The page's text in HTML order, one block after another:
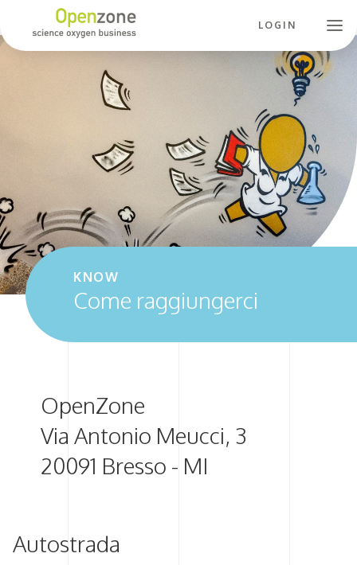
LOGIN
KNOW
Come raggiungerci
OpenZone
Via Antonio Meucci, 3
20091 Bresso - MI
Autostrada